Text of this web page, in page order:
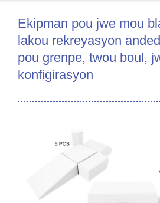
Ekipman pou jwe mou
lakou rekreyasyon
pou grenpe, twou boul,
konfigirasyon